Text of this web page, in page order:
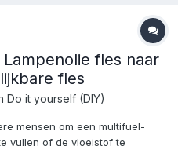
fles naar
fles
Do it yourself (DIY)
mensen om een multifuel-
vullen of de vloeistof te